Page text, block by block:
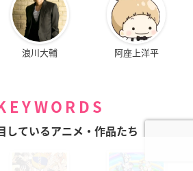
浪川大輔 阿座上洋平
KEYWORDS
しているアニメ・作品たち